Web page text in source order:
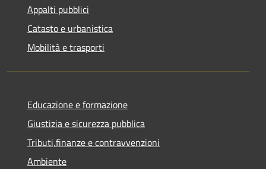
Appalti pubblici
Catasto e urbanistica
Mobilità e trasporti
Educazione e formazione
Giustizia e sicurezza pubblica
Tributi,finanze e contravvenzioni
Ambiente